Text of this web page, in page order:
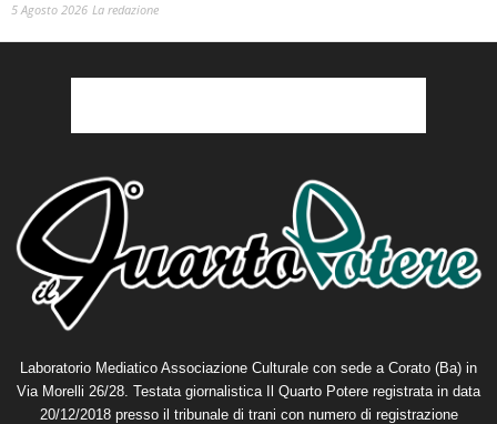
5 Agosto 2026 La redazione
Laboratorio Mediatico Associazione Culturale con sede a Corato (Ba) in
Via Morelli 26/28. Testata giornalistica Il Quarto Potere registrata in data
20/12/2018 presso il tribunale di trani con numero di registrazione